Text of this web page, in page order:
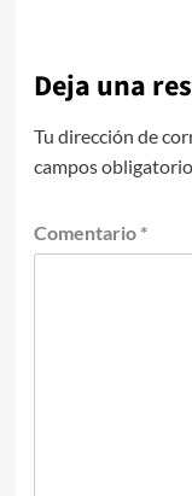
Deja una
Tu dirección de
campos
Comentario *